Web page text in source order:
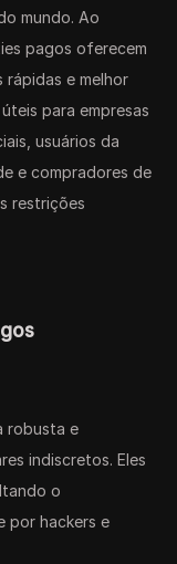
mundo. Ao
pagos oferecem
rápidas e melhor
para empresas
usuários da
e compradores de
restrições
robusta e
indiscretos. Eles
o
por hackers e